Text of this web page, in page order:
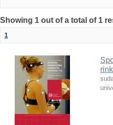
Showing 1 out of a total of 1
1